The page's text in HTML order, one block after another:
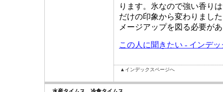
ります。氷なので強い香り
だけの印象から変わりまし
メージアップを図る必要が
この人に聞きたい - インデ
▲インデックスページへ